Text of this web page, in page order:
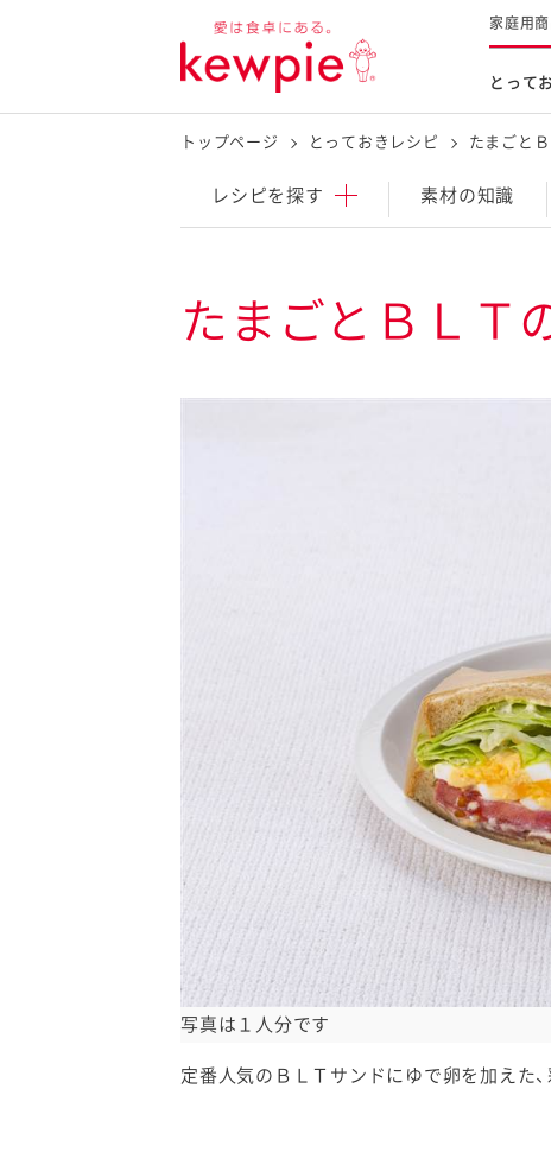
とって
料理の基本
マヨネーズなど
ベビーフード・幼児食
サプリメントなど
ジャム、スプレッドなど
おたのしみコンテン
家庭用商
トップページ とっておきレシピ たまごと
レシピを探す 素材の知識
たまごとＢＬＴ
写真は１人分です
定番人気のＢＬＴサンドにゆで卵を加えた